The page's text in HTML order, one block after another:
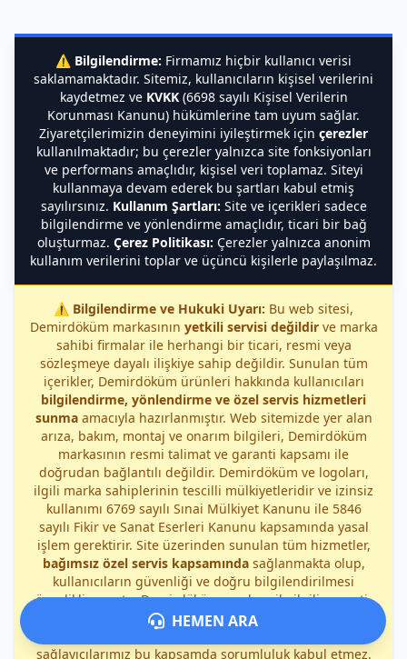
⚠️ Bilgilendirme: Firmamız hiçbir kullanıcı verisi
saklamamaktadır. Sitemiz, kullanıcıların kişisel verilerini
kaydetmez ve KVKK(6698 sayılı Kişisel Verilerin
Korunması Kanunu) hükümlerine tam uyum sağlar.
Ziyaretçilerimizin deneyimini iyileştirmek için çerezler
kullanılmaktadır; bu çerezler yalnızca site fonksiyonları
ve performans amaçlıdır, kişisel veri toplamaz. Siteyi
kullanmaya devam ederek bu şartları kabul etmiş
sayılırsınız. Kullanım Şartları: Site ve içerikleri sadece
bilgilendirme ve yönlendirme amaçlıdır, ticari bir bağ
oluşturmaz. Çerez Politikası: Çerezler yalnızca anonim
kullanım verilerini toplar ve üçüncü kişilerle paylaşılmaz.
⚠️ Bilgilendirme ve Hukuki Uyarı: Bu web sitesi,
Demirdöküm markasının yetkili servisi değildirve marka
sahibi firmalar ile herhangi bir ticari, resmi veya
sözleşmeye dayalı ilişkiye sahip değildir. Sunulan tüm
içerikler, Demirdöküm ürünleri hakkında kullanıcıları
bilgilendirme, yönlendirme ve özel servis hizmetleri
sunmaamacıyla hazırlanmıştır. Web sitemizde yer alan
arıza, bakım, montaj ve onarım bilgileri, Demirdöküm
markasının resmi talimat ve garanti kapsamı ile
doğrudan bağlantılı değildir. Demirdöküm ve logoları,
ilgili marka sahiplerinin tescilli mülkiyetleridir ve izinsiz
kullanımı 6769 sayılı Sınai Mülkiyet Kanunu ile 5846
sayılı Fikir ve Sanat Eserleri Kanunu kapsamında yasal
işlem gerektirir. Site üzerinden sunulan tüm hizmetler,
bağımsız özel servis kapsamındasağlanmakta olup,
kullanıcıların güvenliği ve doğru bilgilendirilmesi
öncelikli amaçtır. Demirdöküm markası ile ilgili garanti,
yetkili servis ve yasal sorumluluklar yalnızca marka
sahibi firmalara aittir; sitemiz veya hizmet
sağlayıcılarımız bu kapsamda sorumluluk kabul etmez.
HEMEN ARA